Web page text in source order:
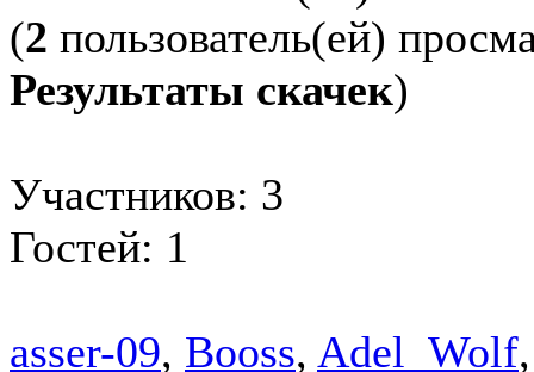
(2 пользователь(ей)
Результаты скачек)
Участников: 3
Гостей: 1
asser-09, Booss, Adel_Wolf